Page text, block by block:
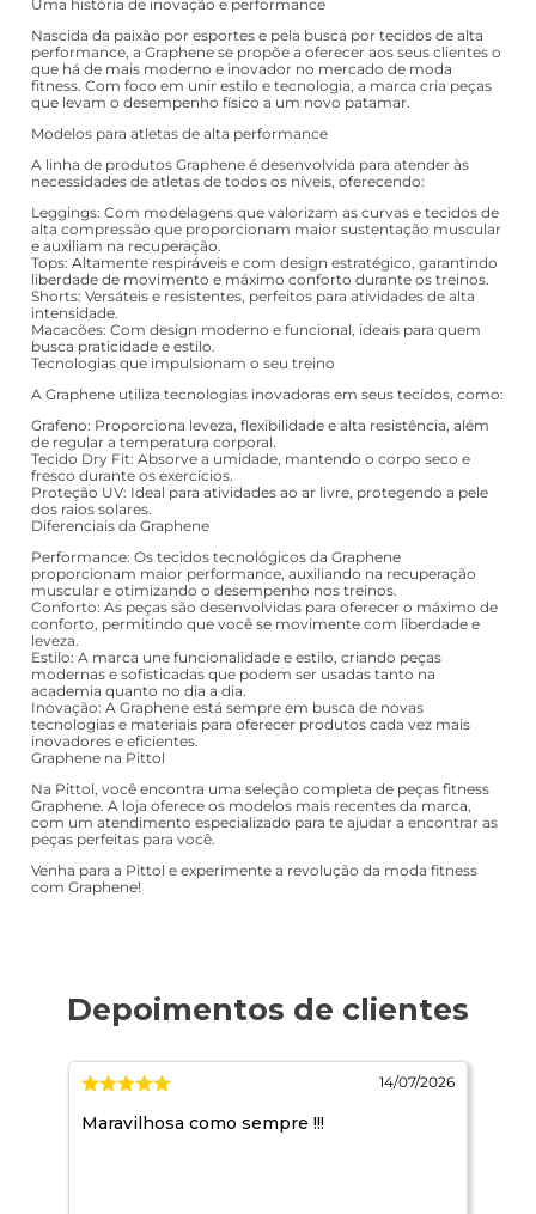
Uma história de inovação e performance
Nascida da paixão por esportes e pela busca por tecidos de alta
performance, a Graphene se propõe a oferecer aos seus clientes o
que há de mais moderno e inovador no mercado de moda
fitness. Com foco em unir estilo e tecnologia, a marca cria peças
que levam o desempenho físico a um novo patamar.
Modelos para atletas de alta performance
A linha de produtos Graphene é desenvolvida para atender às
necessidades de atletas de todos os níveis, oferecendo:
Leggings: Com modelagens que valorizam as curvas e tecidos de
alta compressão que proporcionam maior sustentação muscular
e auxiliam na recuperação.
Tops: Altamente respiráveis e com design estratégico, garantindo
liberdade de movimento e máximo conforto durante os treinos.
Shorts: Versáteis e resistentes, perfeitos para atividades de alta
intensidade.
Macacões: Com design moderno e funcional, ideais para quem
busca praticidade e estilo.
Tecnologias que impulsionam o seu treino
A Graphene utiliza tecnologias inovadoras em seus tecidos, como:
Grafeno: Proporciona leveza, flexibilidade e alta resistência, além
de regular a temperatura corporal.
Tecido Dry Fit: Absorve a umidade, mantendo o corpo seco e
fresco durante os exercícios.
Proteção UV: Ideal para atividades ao ar livre, protegendo a pele
dos raios solares.
Diferenciais da Graphene
Performance: Os tecidos tecnológicos da Graphene
proporcionam maior performance, auxiliando na recuperação
muscular e otimizando o desempenho nos treinos.
Conforto: As peças são desenvolvidas para oferecer o máximo de
conforto, permitindo que você se movimente com liberdade e
leveza.
Estilo: A marca une funcionalidade e estilo, criando peças
modernas e sofisticadas que podem ser usadas tanto na
academia quanto no dia a dia.
Inovação: A Graphene está sempre em busca de novas
tecnologias e materiais para oferecer produtos cada vez mais
inovadores e eficientes.
Graphene na Pittol
Na Pittol, você encontra uma seleção completa de peças fitness
Graphene. A loja oferece os modelos mais recentes da marca,
com um atendimento especializado para te ajudar a encontrar as
peças perfeitas para você.
Venha para a Pittol e experimente a revolução da moda fitness
com Graphene!
14/07/2026
Maravilhosa como sempre !!!